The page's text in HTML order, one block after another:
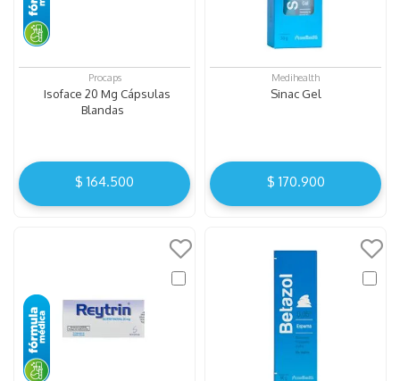
Procaps
Isoface 20 Mg Cápsulas
Blandas
$ 164.500
Medihealth
Sinac Gel
$ 170.900